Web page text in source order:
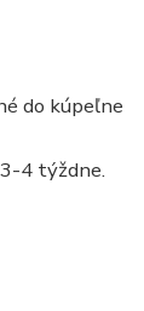
do kúpeľne
4 týždne.